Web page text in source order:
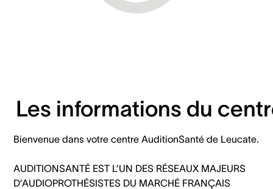
Les informations du
Bienvenue dans votre centre AuditionSanté de Leucate.
AUDITIONSANTÉ EST L’UN DES RÉSEAUX MAJEURS
D’AUDIOPROTHÉSISTES DU MARCHÉ FRANÇAIS